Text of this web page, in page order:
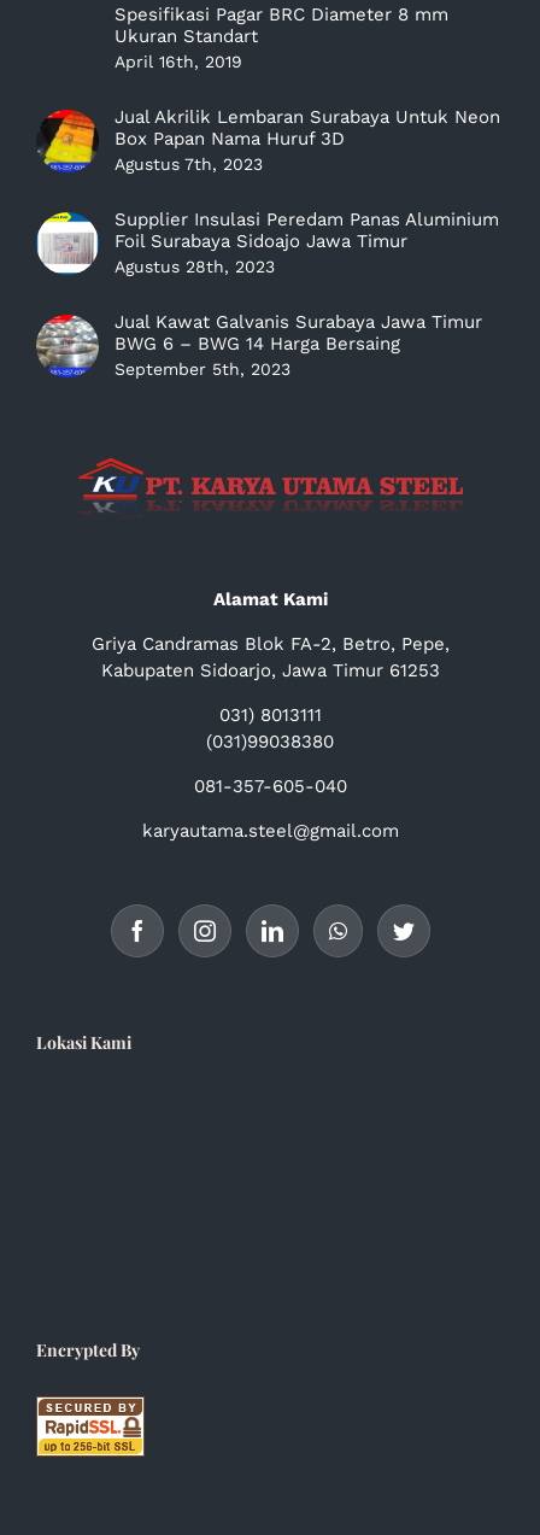
Spesifikasi Pagar BRC Diameter 8 mm
Ukuran Standart
April 16th, 2019
Jual Akrilik Lembaran Surabaya Untuk Neon
Box Papan Nama Huruf 3D
Agustus 7th, 2023
Supplier Insulasi Peredam Panas Aluminium
Foil Surabaya Sidoajo Jawa Timur
Agustus 28th, 2023
Jual Kawat Galvanis Surabaya Jawa Timur
BWG 6 – BWG 14 Harga Bersaing
September 5th, 2023
Alamat Kami
Griya Candramas Blok FA-2, Betro, Pepe,
Kabupaten Sidoarjo, Jawa Timur 61253
031) 8013111
(031)99038380
081-357-605-040
karyautama.steel@gmail.com
Lokasi Kami
Encrypted By